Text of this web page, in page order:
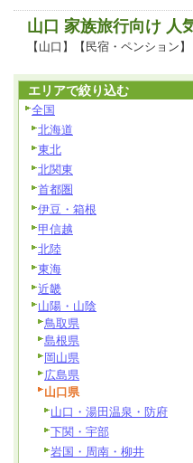
山口 家族旅行向け 人
【山口】【民宿・ペンション
エリアで絞り込む
全国
北海道
東北
北関東
首都圏
伊豆・箱根
甲信越
北陸
東海
近畿
山陽・山陰
鳥取県
島根県
岡山県
広島県
山口県
山口・湯田温泉・防府
下関・宇部
岩国・周南・柳井